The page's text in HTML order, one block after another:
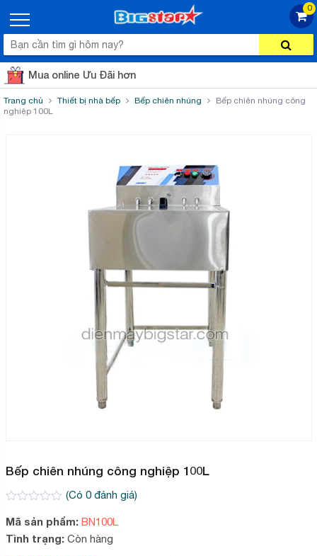
0
Mua online Ưu Đãi hơn
Trang chủ Thiết bị nhà bếp Bếp chiên nhúng
Bếp chiên nhúng công
nghiệp 100L
Bếp chiên nhúng công nghiệp 100L
trên
dựa
(Có 0đánh giá)
Mã sản phẩm: BN100L
Tình trạng: Còn hàng